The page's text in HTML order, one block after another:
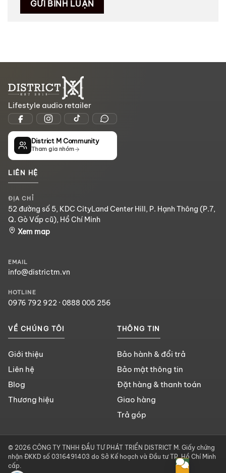
Lifestyle audio retailer
District M Community
Tham gia nhóm
LIÊN HỆ
ĐỊA CHỈ
52 đường số 5, KDC CityLand Center Hill, P. Hạnh Thông (P.7,
Q. Gò Vấp cũ), Hồ Chí Minh
Xem map
EMAIL
info@districtm.vn
HOTLINE
0976 792 922 · 0888 005 256
VỀ CHÚNG TÔI
Giới thiệu
Liên hệ
Blog
Thương hiệu
THÔNG TIN
Bảo hành & đổi trả
Bảo mật thông tin
Đặt hàng & thanh toán
Giao hàng
Trả góp
© 2026 CÔNG TY TNHH ĐẦU TƯ PHÁT TRIỂN DISTRICT M. Giấy chứng
nhận ĐKKD số 0316491403 do Sở Kế hoạch và Đầu tư TP. Hồ Chí Minh
cấp.